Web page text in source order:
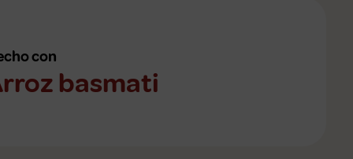
con
basmati